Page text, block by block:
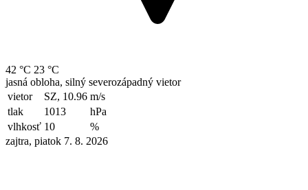
42 °C 23 °C
jasná obloha, silný severozápadný vietor
vietor
SZ, 10.96 m/s
tlak
1013
hPa
vlhkosť 10
%
zajtra, piatok 7. 8. 2026